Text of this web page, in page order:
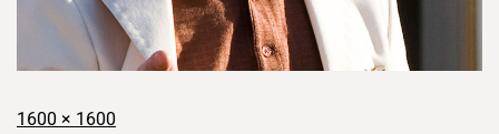
1600 × 1600